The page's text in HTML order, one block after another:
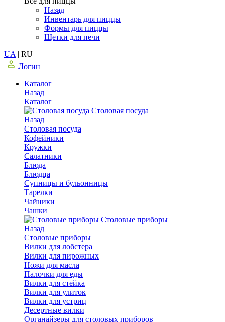
Назад
Инвентарь для пиццы
Формы для пиццы
Щетки для печи
UA | RU
Логин
Каталог
Назад
Каталог
Столовая посуда
Назад
Столовая посуда
Кофейники
Кружки
Салатники
Блюда
Блюдца
Супницы и бульонницы
Тарелки
Чайники
Чашки
Cтоловые приборы
Назад
Cтоловые приборы
Вилки для лобстера
Вилки для пирожных
Ножи для масла
Палочки для еды
Вилки для стейка
Вилки для улиток
Вилки для устриц
Десертные вилки
Органайзеры для столовых приборов